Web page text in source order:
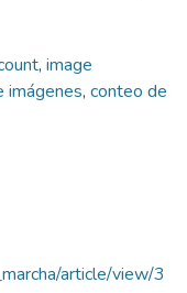
, image
imágenes, conteo de
article/view/3